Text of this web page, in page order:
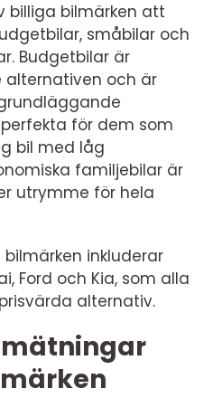
billiga bilmärken att
småbilar och
Budgetbilar är
alternativen och är
för dem som
bil med låg
familjebilar är
utrymme för hela
inkluderar
Ford och Kia, som alla
alternativ.